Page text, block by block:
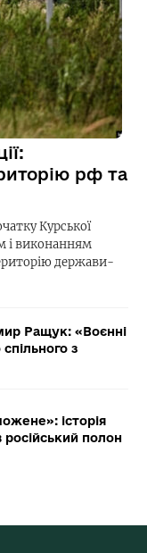
рф та
Курської
і виконанням
держави-
Ращук: «Воєнні
з
історія
полон